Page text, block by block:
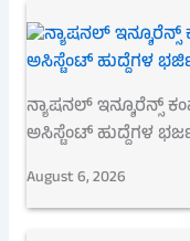
ನ್ಯಾಷನಲ್ ಇನ್ಶೂರೆನ್ಸ್
ಅಸಿಸ್ಟೆಂಟ್ ಹುದ್ದೆಗಳ
August 6, 2026